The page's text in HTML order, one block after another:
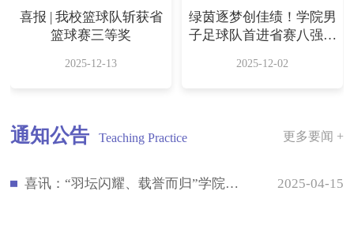
喜报 | 我校篮球队斩获省
篮球赛三等奖
2025-12-13
绿茵逐梦创佳绩！学院男
子足球队首进省赛八强斩
2025-12-02
通知公告 Teaching Practice 更多要闻 +
喜讯：“羽坛闪耀、载誉而归”学院在2025年福建省大学生羽毛球锦标赛中再创佳绩 2025-04-15